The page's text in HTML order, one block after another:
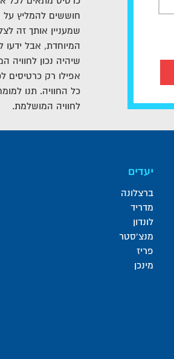
חוששים להמליץ על
שמעניין אותך זה
המיוחדת, אבל
שיהיה נכון לחוויה
אפילו רק כרטיסים
כל החוויה. תנו
לחוויה המושלמת.
יעדים
ברצלונה
מדריד
לונדון
מנצ'סטר
פריז
מינכן